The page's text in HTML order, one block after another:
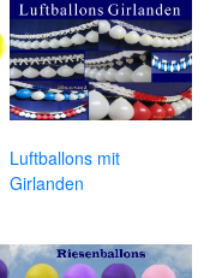
Luftballons mit
Girlanden